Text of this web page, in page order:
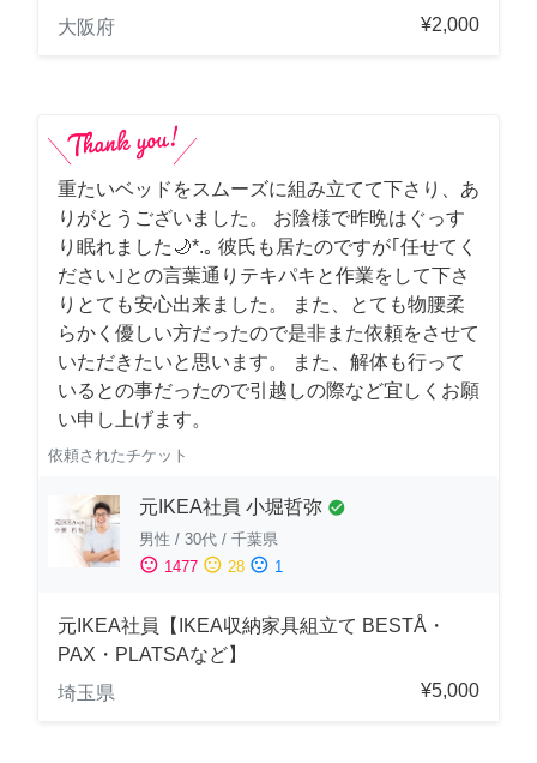
大阪府
¥2,000
重たいベッドをスムーズに組み立てて下さり、あ
りがとうございました。 お陰様で昨晩はぐっす
り眠れました🌙*.｡ 彼氏も居たのですが｢任せてく
ださい｣との言葉通りテキパキと作業をして下さ
りとても安心出来ました。 また、とても物腰柔
らかく優しい方だったので是非また依頼をさせて
いただきたいと思います。 また、解体も行って
いるとの事だったので引越しの際など宜しくお願
い申し上げます。
依頼されたチケット
元IKEA社員 小堀哲弥 check_circle
男性 / 30代 / 千葉県
sentiment_satisfied 1477 sentiment_neutral 28 sentiment_dissatisfied 1
元IKEA社員【IKEA収納家具組立て BESTÅ・
PAX・PLATSAなど】
埼玉県
¥5,000